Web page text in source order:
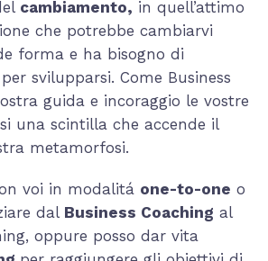
cambiamento, in quell’attimo
che potrebbe cambiarvi
forma e ha bisogno di
svilupparsi. Come Business
guida e incoraggio le vostre
una scintilla che accende il
metamorfosi.
voi in modalitá one-to-one o
dal Business Coaching al
oppure posso dar vita